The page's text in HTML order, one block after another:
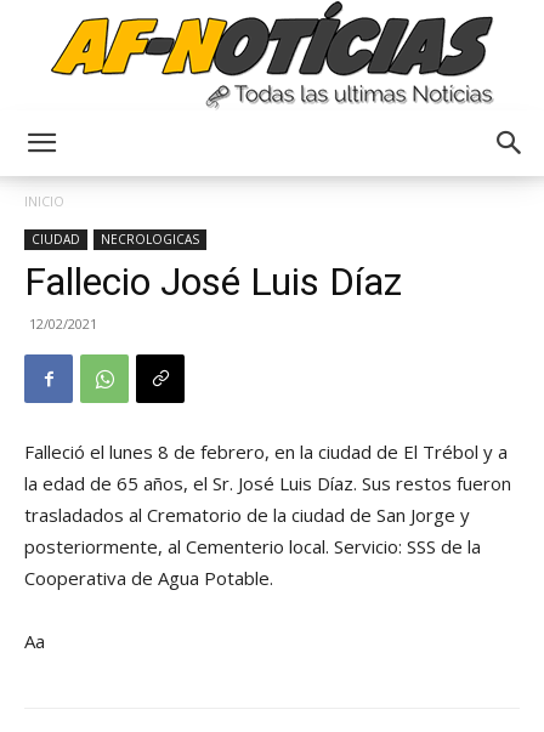
INICIO
CIUDAD NECROLOGICAS
Fallecio José Luis Díaz
12/02/2021
Falleció el lunes 8 de febrero, en la ciudad de El Trébol y a
la edad de 65 años, el Sr. José Luis Díaz. Sus restos fueron
trasladados al Crematorio de la ciudad de San Jorge y
posteriormente, al Cementerio local. Servicio: SSS de la
Cooperativa de Agua Potable.
Aa